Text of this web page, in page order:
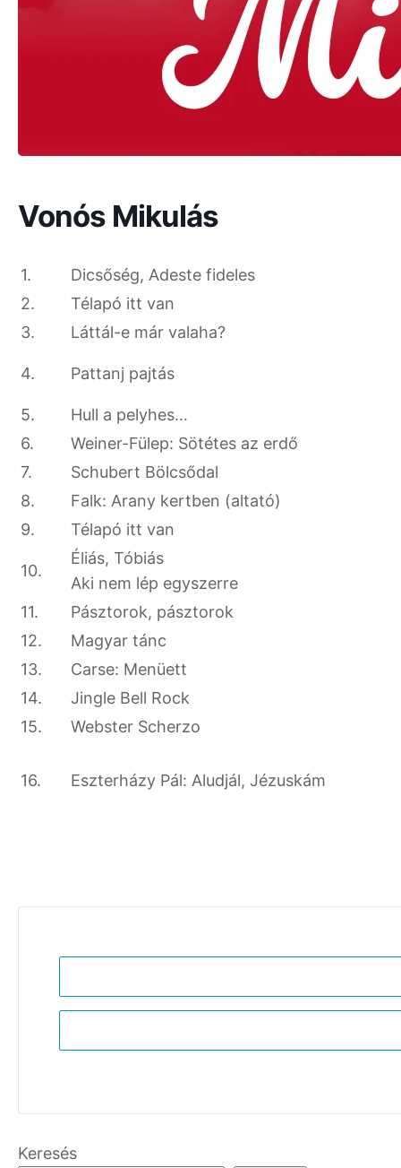
Vonós Mikulás
1.
Dicsőség, Adeste fideles
2.
Télapó itt van
3.
Láttál-e már valaha?
4. Pattanj pajtás
5.
Hull a pelyhes…
6.
Weiner-Fülep: Sötétes az erdő
7.
Schubert Bölcsődal
8.
Falk: Arany kertben (altató)
9.
Télapó itt van
10.
Éliás, Tóbiás
Aki nem lép egyszerre
11.
Pásztorok, pásztorok
12.
Magyar tánc
13.
Carse: Menüett
14.
Jingle Bell Rock
15.
Webster Scherzo
16. Eszterházy Pál: Aludjál, Jézuskám
Keresés